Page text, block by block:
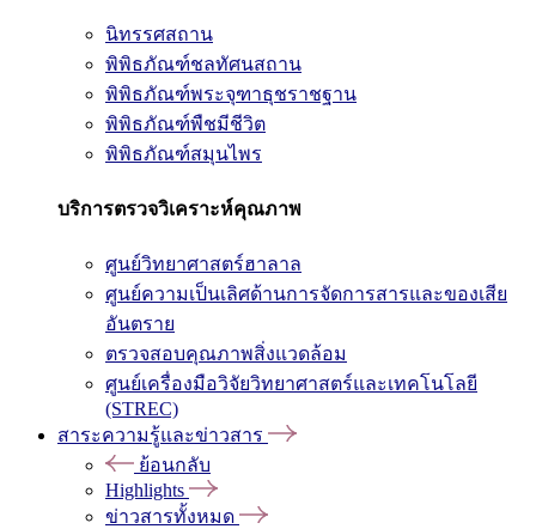
นิทรรศสถาน
พิพิธภัณฑ์ชลทัศนสถาน
พิพิธภัณฑ์พระจุฑาธุชราชฐาน
พิพิธภัณฑ์พืชมีชีวิต
พิพิธภัณฑ์สมุนไพร
บริการตรวจวิเคราะห์คุณภาพ
ศูนย์วิทยาศาสตร์ฮาลาล
ศูนย์ความเป็นเลิศด้านการจัดการสารและของเสีย
อันตราย
ตรวจสอบคุณภาพสิ่งแวดล้อม
ศูนย์เครื่องมือวิจัยวิทยาศาสตร์และเทคโนโลยี
(STREC)
สาระความรู้และข่าวสาร
ย้อนกลับ
Highlights
ข่าวสารทั้งหมด